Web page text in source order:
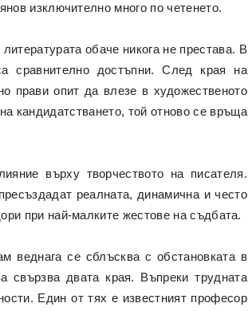
изключително много по четенето.
обаче никога не престава. В
сравнително достъпни. След края на
прави опит да влезе в художественото
кандидатстването, той отново се връща
върху творчеството на писателя.
реалната, динамична и често
при най-малките жестове на съдбата.
веднага се сблъсква с обстановката в
свързва двата края. Въпреки трудната
Един от тях е известният професор